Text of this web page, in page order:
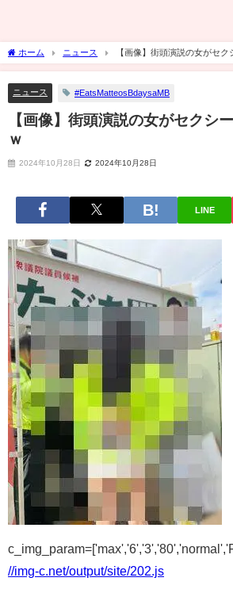
ホーム ニュース 【画像】街頭演説の女がセ
ニュース #EatsMatteosBdaysaMB
【画像】街頭演説の女がセクシ
ｗ
2024年10月28日 2024年10月28日
LINE
//img-c.net/output/site/202.js